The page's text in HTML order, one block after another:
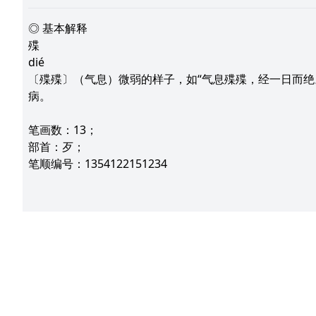
◎ 基本解释
殜
dié
〔殜殜〕（气息）微弱的样子，如“气息殜殜，经一日而
病。
笔画数：13；
部首：歹；
笔顺编号：1354122151234